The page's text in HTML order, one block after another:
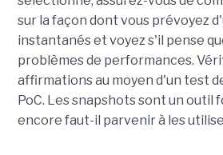
sur la façon dont vous prévoyez
instantanés et voyez s'il pense
problèmes de performances.
affirmations au moyen d'un test
PoC. Les snapshots sont un outil
encore faut-il parvenir à les